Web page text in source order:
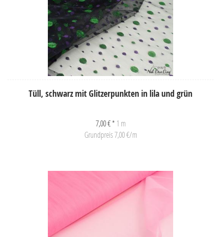
Tüll, schwarz mit Glitzerpunkten in lila und grün
7,00 € * 1 m
Grundpreis 7,00 €/m